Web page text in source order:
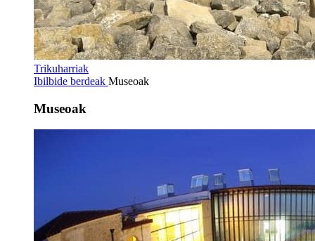
Trikuharriak
Ibilbide berdeak Museoak
Museoak